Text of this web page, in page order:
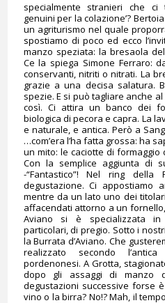
specialmente stranieri che
genuini per la colazione’?
un agriturismo nel quale
spostiamo di poco ed ecco
manzo speziata: la bresaola
Ce la spiega Simone Ferraro:
conservanti, nitriti o nitrati. La
grazie a una decisa salatura.
spezie. E si può tagliare anche
così. Ci attira un banco dei
biologica di pecora e capra. La
e naturale, e antica. Però a
…com’era l’ha fatta grossa: ha
un mito: le caciotte di formaggio
Con la semplice aggiunta di
-“Fantastico”! Nel ring
degustazione. Ci appostiamo
mentre da un lato uno dei
affacendati attorno a un
Aviano si è specializzata
particolari, di pregio. Sotto i
la Burrata d’Aviano. Che
realizzato secondo
pordenonesi. A Grotta,
dopo gli assaggi di manzo
degustazioni successive forse
vino o la birra? No!? Mah, il